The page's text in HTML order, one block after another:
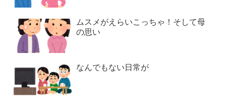
ムスメがえらいこっちゃ！そして母
の思い
なんでもない日常が